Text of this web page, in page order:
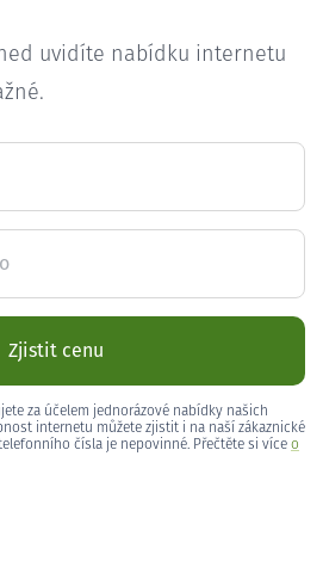
uvidíte nabídku internetu
Zjistit cenu
za účelem jednorázové nabídky našich
internetu můžete zjistit i na naší zákaznické
čísla je nepovinné. Přečtěte si více o